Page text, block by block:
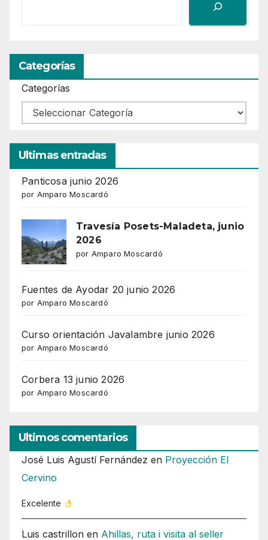
Categorías
Categorías
Ultimas entradas
Panticosa junio 2026
por Amparo Moscardó
Travesía Posets-Maladeta, junio
2026
por Amparo Moscardó
Fuentes de Ayodar 20 junio 2026
por Amparo Moscardó
Curso orientación Javalambre junio 2026
por Amparo Moscardó
Corbera 13 junio 2026
por Amparo Moscardó
Ultimos comentarios
José Luis Agustí Fernández en Proyección El
Cervino
Excelente
Luis castrillon en Ahillas, ruta i visita al seller